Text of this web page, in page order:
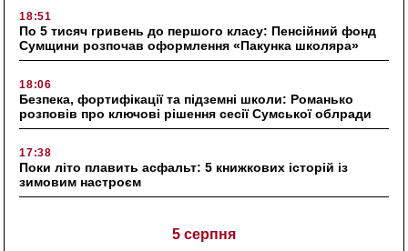
18:51
По 5 тисяч гривень до першого класу: Пенсійний фонд
Сумщини розпочав оформлення «Пакунка школяра»
18:06
Безпека, фортифікації та підземні школи: Романько
розповів про ключові рішення сесії Сумської облради
17:38
Поки літо плавить асфальт: 5 книжкових історій із
зимовим настроєм
5 серпня